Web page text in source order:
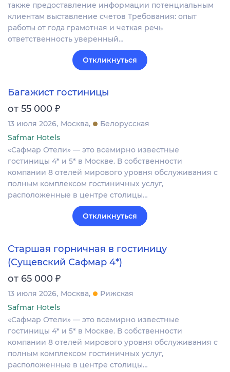
также предоставление информации потенциальным
клиентам выставление счетов Требования: опыт
работы от года грамотная и четкая речь
ответственность уверенный…
Откликнуться
Багажист гостиницы
от 55 000 ₽
13 июля 2026 Москва
Белорусская
Safmar Hotels
«Сафмар Отели» — это всемирно известные
гостиницы 4* и 5* в Москве. В собственности
компании 8 отелей мирового уровня обслуживания с
полным комплексом гостиничных услуг,
расположенные в центре столицы…
Откликнуться
Старшая горничная в гостиницу
(Сущевский Сафмар 4*)
от 65 000 ₽
13 июля 2026 Москва
Рижская
Safmar Hotels
«Сафмар Отели» — это всемирно известные
гостиницы 4* и 5* в Москве. В собственности
компании 8 отелей мирового уровня обслуживания с
полным комплексом гостиничных услуг,
расположенные в центре столицы…